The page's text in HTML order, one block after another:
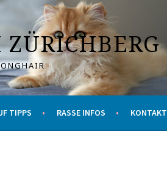
TIPPS RASSE INFOS KONTAKT